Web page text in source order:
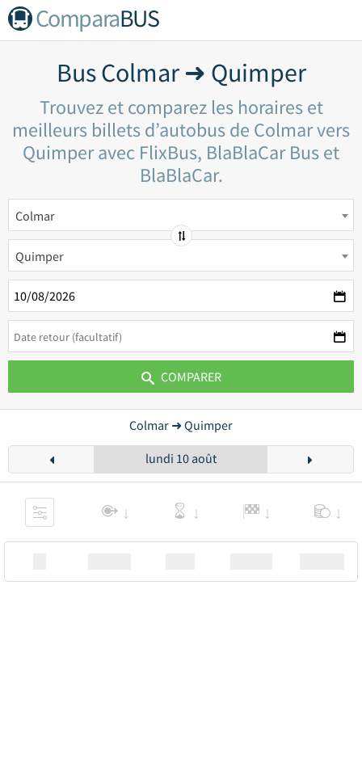
ComparaBUS
Bus Colmar ➜ Quimper
Trouvez et comparez les horaires et
meilleurs billets d’autobus de Colmar vers
Quimper avec FlixBus, BlaBlaCar Bus et
BlaBlaCar.
Colmar
Quimper
COMPARER
Colmar ➜ Quimper
lundi 10 août